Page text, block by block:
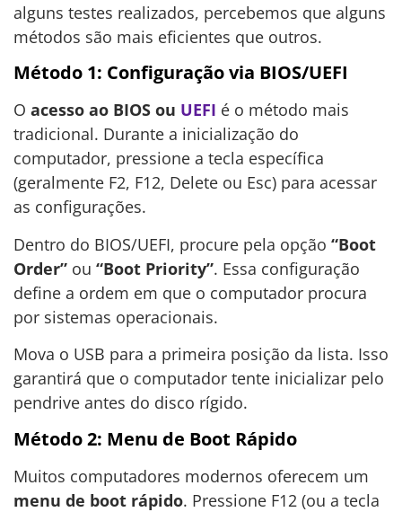
alguns testes realizados, percebemos que alguns
métodos são mais eficientes que outros.
Método 1: Configuração via BIOS/UEFI
O acesso ao BIOS ou UEFI é o método mais
tradicional. Durante a inicialização do
computador, pressione a tecla específica
(geralmente F2, F12, Delete ou Esc) para acessar
as configurações.
Dentro do BIOS/UEFI, procure pela opção “Boot
Order” ou “Boot Priority”. Essa configuração
define a ordem em que o computador procura
por sistemas operacionais.
Mova o USB para a primeira posição da lista. Isso
garantirá que o computador tente inicializar pelo
pendrive antes do disco rígido.
Método 2: Menu de Boot Rápido
Muitos computadores modernos oferecem um
menu de boot rápido. Pressione F12 (ou a tecla